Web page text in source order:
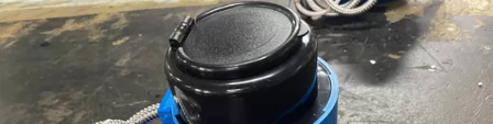
PRIVACY
POLICY